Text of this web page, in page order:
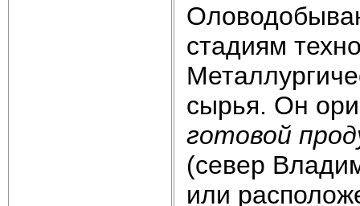
стадиям
сырья. Он
готовой
(север
или